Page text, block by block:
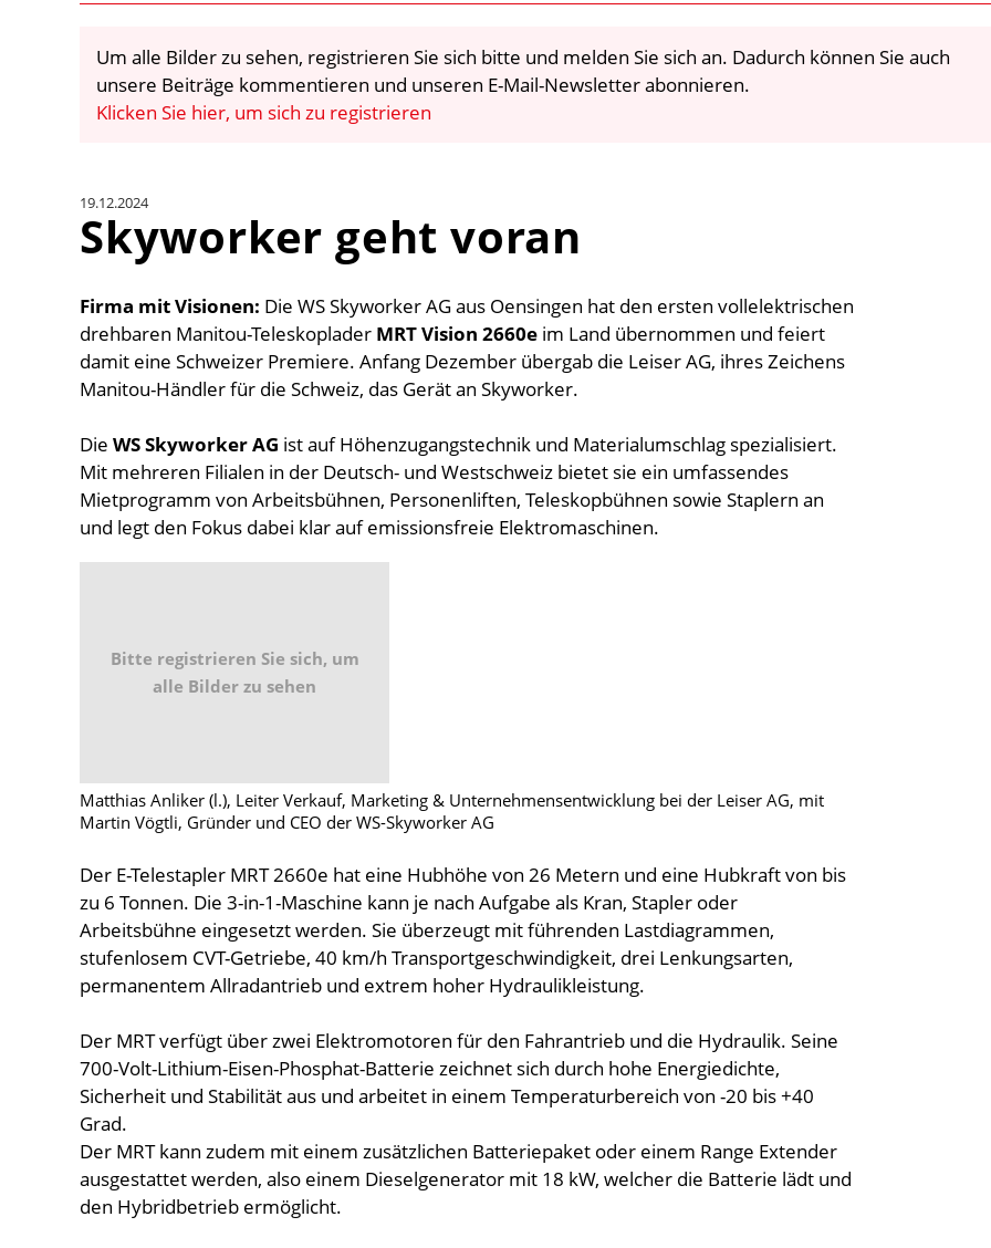
Um alle Bilder zu sehen, registrieren Sie sich bitte und melden Sie sich an. Dadurch können Sie auch
unsere Beiträge kommentieren und unseren E-Mail-Newsletter abonnieren.
Klicken Sie hier, um sich zu registrieren
19.12.2024
Skyworker geht voran
Firma mit Visionen: Die WS Skyworker AG aus Oensingen hat den ersten vollelektrischen
drehbaren Manitou-Teleskoplader MRT Vision 2660e im Land übernommen und feiert
damit eine Schweizer Premiere. Anfang Dezember übergab die Leiser AG, ihres Zeichens
Manitou-Händler für die Schweiz, das Gerät an Skyworker.
Die WS Skyworker AG ist auf Höhenzugangstechnik und Materialumschlag spezialisiert.
Mit mehreren Filialen in der Deutsch- und Westschweiz bietet sie ein umfassendes
Mietprogramm von Arbeitsbühnen, Personenliften, Teleskopbühnen sowie Staplern an
und legt den Fokus dabei klar auf emissionsfreie Elektromaschinen.
Bitte registrieren Sie sich, um
alle Bilder zu sehen
Matthias Anliker (l.), Leiter Verkauf, Marketing & Unternehmensentwicklung bei der Leiser AG, mit
Martin Vögtli, Gründer und CEO der WS-Skyworker AG
Der E-Telestapler MRT 2660e hat eine Hubhöhe von 26 Metern und eine Hubkraft von bis
zu 6 Tonnen. Die 3-in-1-Maschine kann je nach Aufgabe als Kran, Stapler oder
Arbeitsbühne eingesetzt werden. Sie überzeugt mit führenden Lastdiagrammen,
stufenlosem CVT-Getriebe, 40 km/h Transportgeschwindigkeit, drei Lenkungsarten,
permanentem Allradantrieb und extrem hoher Hydraulikleistung.
Der MRT verfügt über zwei Elektromotoren für den Fahrantrieb und die Hydraulik. Seine
700-Volt-Lithium-Eisen-Phosphat-Batterie zeichnet sich durch hohe Energiedichte,
Sicherheit und Stabilität aus und arbeitet in einem Temperaturbereich von -20 bis +40
Grad.
Der MRT kann zudem mit einem zusätzlichen Batteriepaket oder einem Range Extender
ausgestattet werden, also einem Dieselgenerator mit 18 kW, welcher die Batterie lädt und
den Hybridbetrieb ermöglicht.